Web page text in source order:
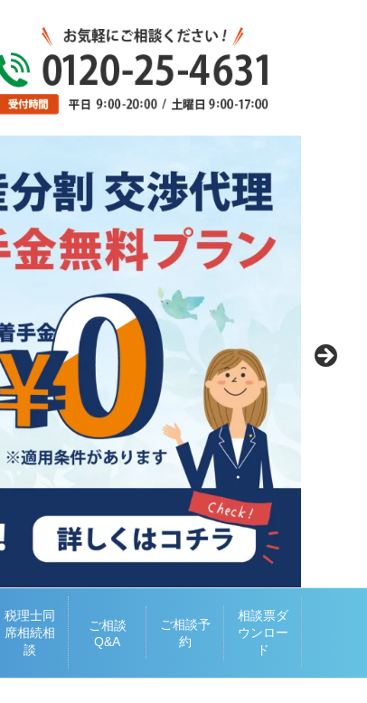
税理士同
席相続相
談
ご相談
Q&A
ご相談予
約
相談票ダ
ウンロー
ド